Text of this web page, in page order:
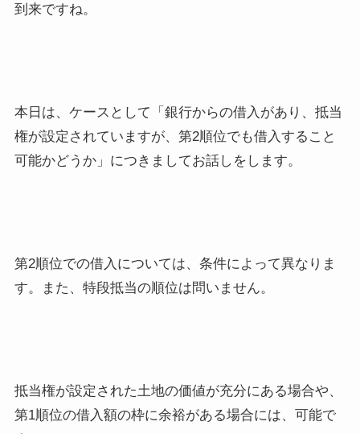
到来ですね。
本日は、ケースとして「銀行からの借入があり、抵当
権が設定されていますが、第2順位でも借入すること
可能かどうか」につきましてお話しをします。
第2順位での借入については、条件によって異なりま
す。また、特段抵当の順位は問いません。
抵当権が設定された土地の価値が充分にある場合や、
第1順位の借入額の枠に余裕がある場合には、可能で